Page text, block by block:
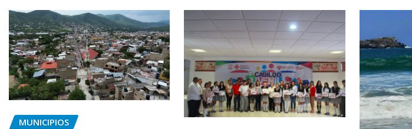
MUNICIPIOS